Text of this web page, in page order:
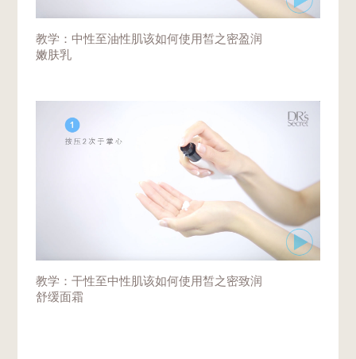
教学：中性至油性肌该如何使用皙之密盈润
嫩肤乳
教学：干性至中性肌该如何使用皙之密致润
舒缓面霜